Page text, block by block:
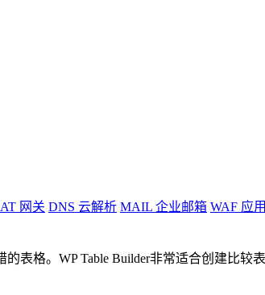
网关 DNS 云解析 MAIL 企业邮箱 WAF 应
表格。WP Table Builder非常适合创建比较